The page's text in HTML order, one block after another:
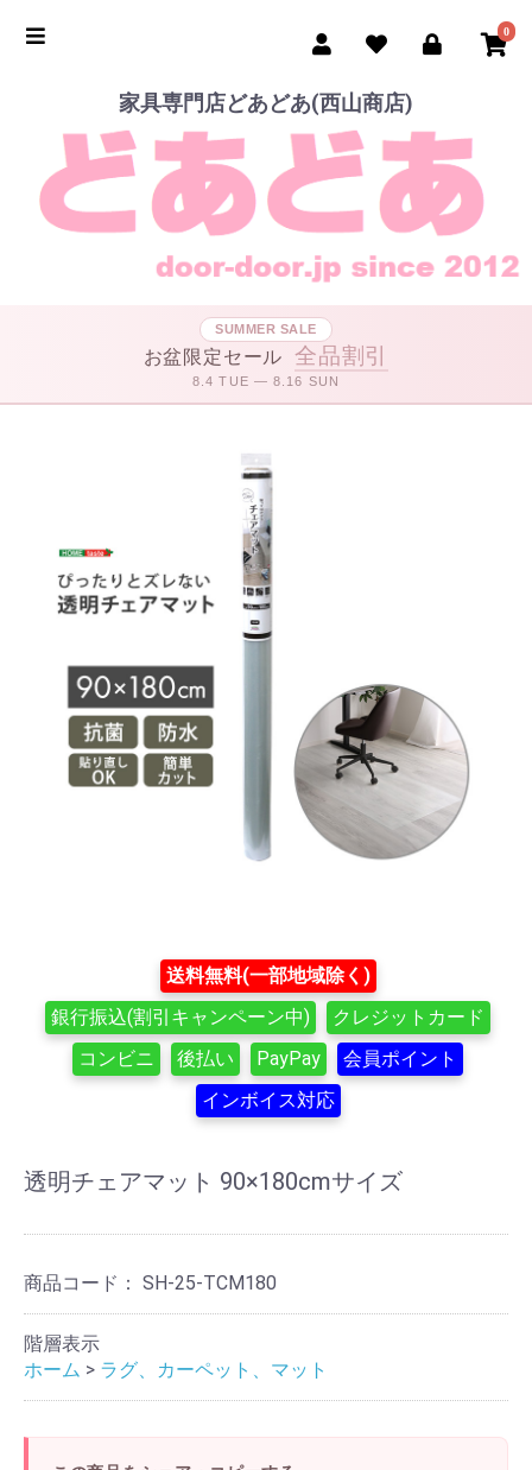
0
家具専門店どあどあ(西山商店)
SUMMER SALE
お盆限定セール 全品割引
8.4 TUE — 8.16 SUN
送料無料(一部地域除く)
銀行振込(割引キャンペーン中)
クレジットカード
コンビニ
後払い PayPay
会員ポイント
インボイス対応
透明チェアマット 90×180cmサイズ
商品コード： SH-25-TCM180
階層表示
ホーム > ラグ、カーペット、マット